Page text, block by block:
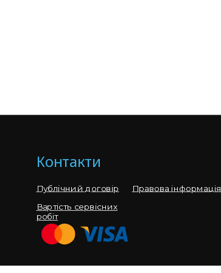
Контакти
Публічний договір
Правова інформація
Вартість сервісних
робіт